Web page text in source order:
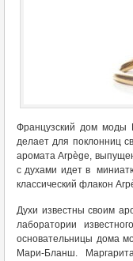
Французский дом моды
делает для поклонниц
аромата Arpège,
с духами идет в
классический флакон
Духи известны своим
лаборатории
основательницы дома
Мари-Бланш.